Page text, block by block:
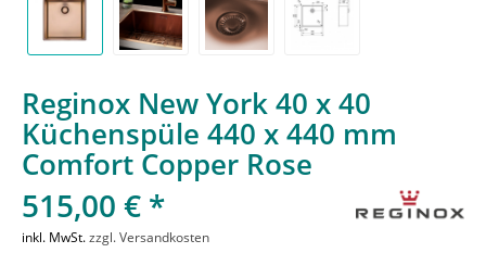
Reginox New York 40 x 40
Küchenspüle 440 x 440 mm
Comfort Copper Rose
515,00 € *
inkl. MwSt.zzgl. Versandkosten